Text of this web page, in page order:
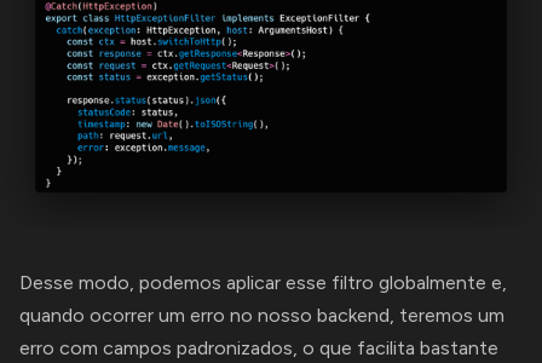
Desse modo, podemos aplicar esse filtro globalmente e,
quando ocorrer um erro no nosso backend, teremos um
erro com campos padronizados, o que facilita bastante